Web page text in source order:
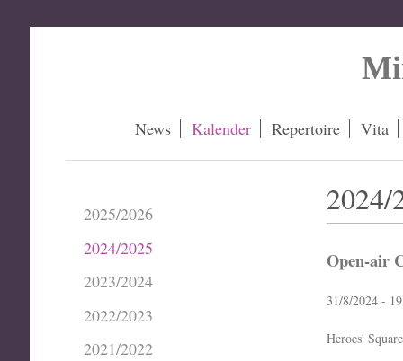
News Kalender Repertoire Vita
2024/
Open-air
31/8/2024 -
Heroes'
2025/2026
2024/2025
2023/2024
2022/2023
2021/2022